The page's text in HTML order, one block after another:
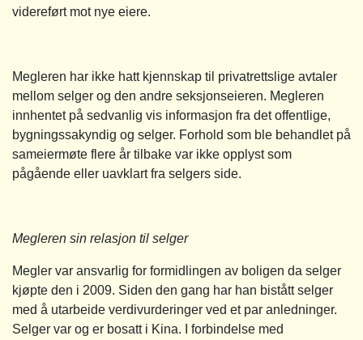
videreført mot nye eiere.
Megleren har ikke hatt kjennskap til privatrettslige avtaler
mellom selger og den andre seksjonseieren. Megleren
innhentet på sedvanlig vis informasjon fra det offentlige,
bygningssakyndig og selger. Forhold som ble behandlet på
sameiermøte flere år tilbake var ikke opplyst som
pågående eller uavklart fra selgers side.
Megleren sin relasjon til selger
Megler var ansvarlig for formidlingen av boligen da selger
kjøpte den i 2009. Siden den gang har han bistått selger
med å utarbeide verdivurderinger ved et par anledninger.
Selger var og er bosatt i Kina. I forbindelse med